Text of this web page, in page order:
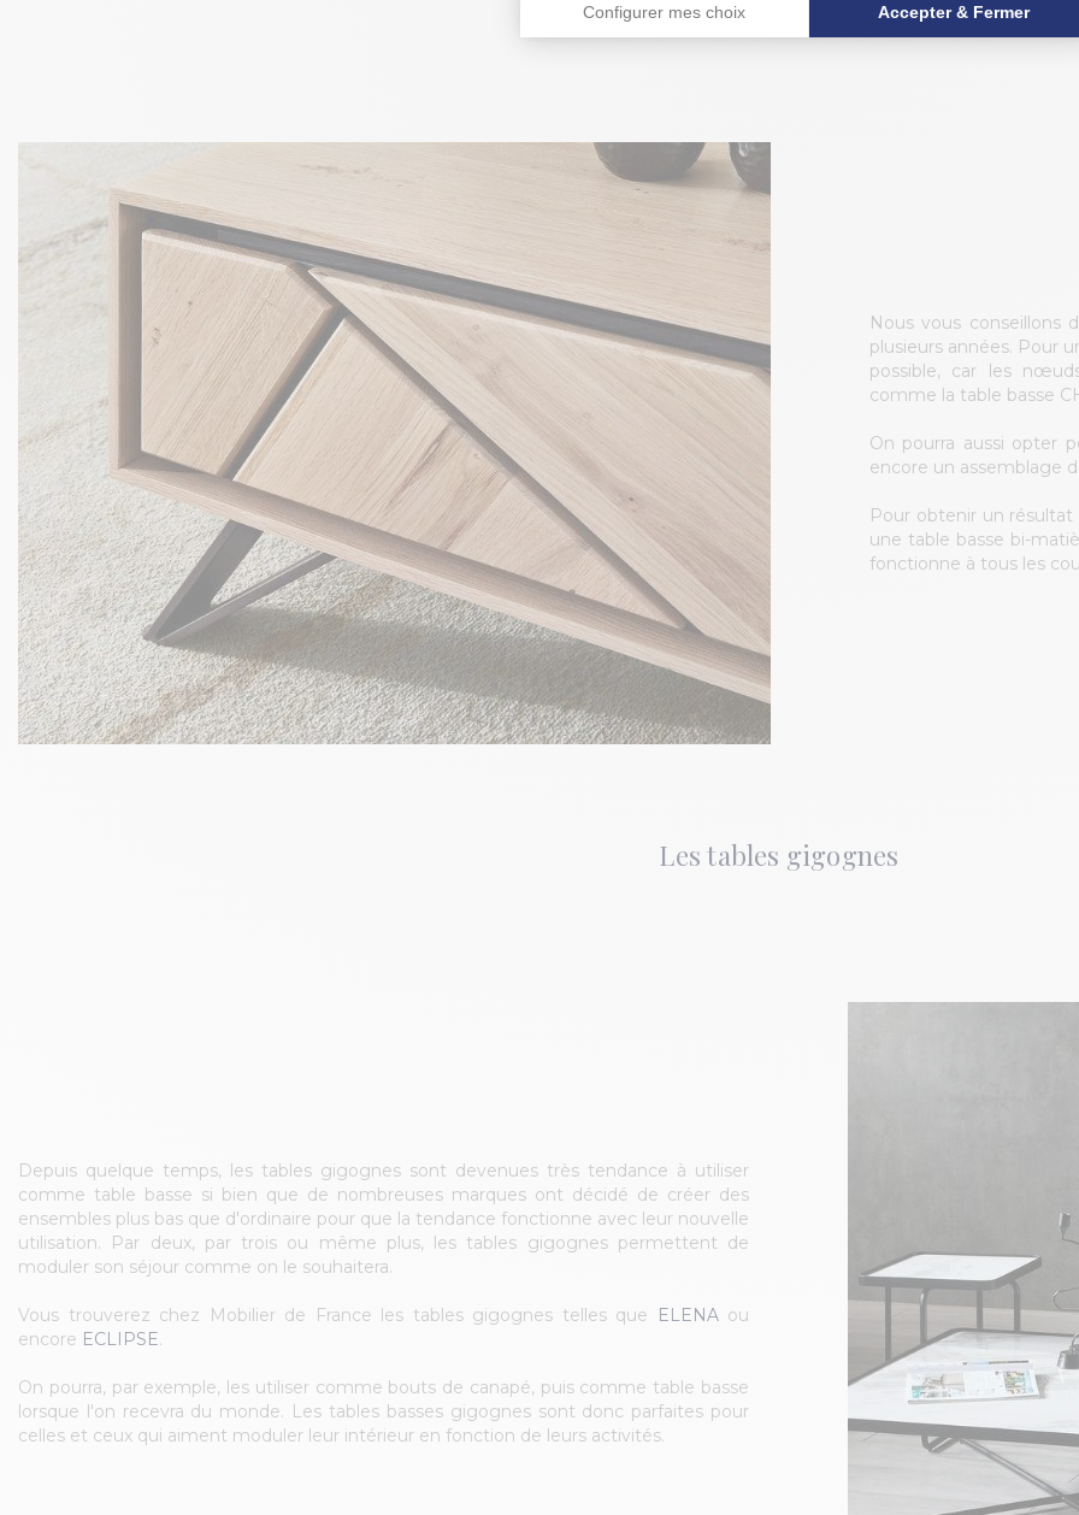
Configurer mes choix Accepter & Fermer
Nous vous conseillons
plusieurs années. Pour
possible, car les
comme la table basse
On pourra aussi opter
encore un assemblage
Pour obtenir un
une table basse bi-
fonctionne à tous les
Les tables gigognes
Depuis quelque temps, les tables gigognes sont devenues très tendance à utiliser
comme table basse si bien que de nombreuses marques ont décidé de créer des
ensembles plus bas que d'ordinaire pour que la tendance fonctionne avec leur nouvelle
utilisation. Par deux, par trois ou même plus, les tables gigognes permettent de
moduler son séjour comme on le souhaitera.
Vous trouverez chez Mobilier de France les tables gigognes telles que ELENAou
encore ECLIPSE.
On pourra, par exemple, les utiliser comme bouts de canapé, puis comme table basse
lorsque l'on recevra du monde. Les tables basses gigognes sont donc parfaites pour
celles et ceux qui aiment moduler leur intérieur en fonction de leurs activités.